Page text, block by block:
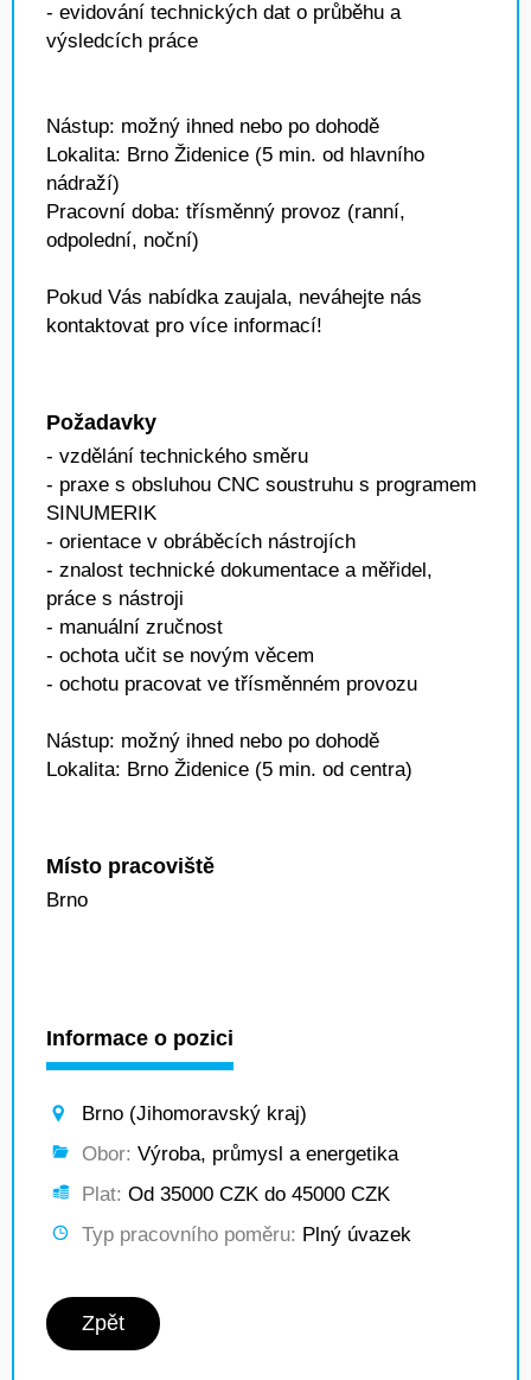
- evidování technických dat o průběhu a
výsledcích práce
Nástup: možný ihned nebo po dohodě
Lokalita: Brno Židenice (5 min. od hlavního
nádraží)
Pracovní doba: třísměnný provoz (ranní,
odpolední, noční)
Pokud Vás nabídka zaujala, neváhejte nás
kontaktovat pro více informací!
Požadavky
- vzdělání technického směru
- praxe s obsluhou CNC soustruhu s programem
SINUMERIK
- orientace v obráběcích nástrojích
- znalost technické dokumentace a měřidel,
práce s nástroji
- manuální zručnost
- ochota učit se novým věcem
- ochotu pracovat ve třísměnném provozu
Nástup: možný ihned nebo po dohodě
Lokalita: Brno Židenice (5 min. od centra)
Místo pracoviště
Brno
Informace o pozici
Brno (Jihomoravský kraj)
Obor: Výroba, průmysl a energetika
Plat: Od 35000 CZK do 45000 CZK
Typ pracovního poměru: Plný úvazek
Zpět